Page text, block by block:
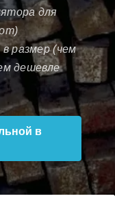
для
размер (чем
дешевле
в